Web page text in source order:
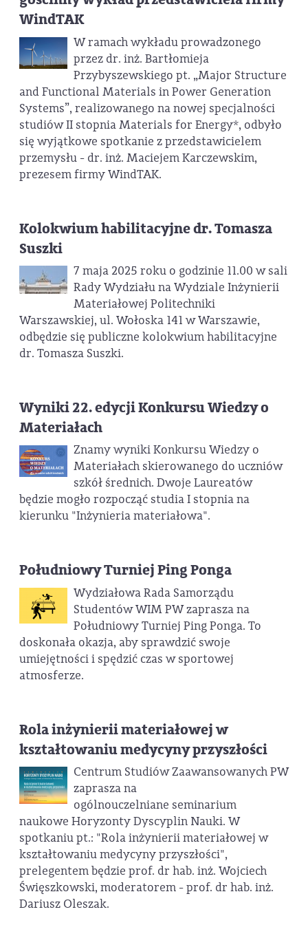
WindTAK
W ramach wykładu prowadzonego
przez dr. inż. Bartłomieja
Przybyszewskiego pt. „Major Structure
and Functional Materials in Power Generation
Systems”, realizowanego na nowej specjalności
studiów II stopnia Materials for Energy*, odbyło
się wyjątkowe spotkanie z przedstawicielem
przemysłu - dr. inż. Maciejem Karczewskim,
prezesem firmy WindTAK.
Kolokwium habilitacyjne dr. Tomasza
Suszki
7 maja 2025 roku o godzinie 11.00 w sali
Rady Wydziału na Wydziale Inżynierii
Materiałowej Politechniki
Warszawskiej, ul. Wołoska 141 w Warszawie,
odbędzie się publiczne kolokwium habilitacyjne
dr. Tomasza Suszki.
Wyniki 22. edycji Konkursu Wiedzy o
Materiałach
Znamy wyniki Konkursu Wiedzy o
Materiałach skierowanego do uczniów
szkół średnich. Dwoje Laureatów
będzie mogło rozpocząć studia I stopnia na
kierunku "Inżynieria materiałowa".
Południowy Turniej Ping Ponga
Wydziałowa Rada Samorządu
Studentów WIM PW zaprasza na
Południowy Turniej Ping Ponga. To
doskonała okazja, aby sprawdzić swoje
umiejętności i spędzić czas w sportowej
atmosferze.
Rola inżynierii materiałowej w
kształtowaniu medycyny przyszłości
Centrum Studiów Zaawansowanych PW
zaprasza na
ogólnouczelniane seminarium
naukowe Horyzonty Dyscyplin Nauki. W
spotkaniu pt.: "Rola inżynierii materiałowej w
kształtowaniu medycyny przyszłości",
prelegentem będzie prof. dr hab. inż. Wojciech
Święszkowski, moderatorem - prof. dr hab. inż.
Dariusz Oleszak.